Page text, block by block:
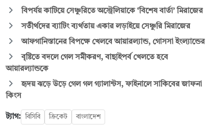
বিপর্যয় কাটিয়ে সেঞ্চুরিতে অস্ট্রেলিয়াকে ‘বিশেষ বার্তা’ মিরাজের
সতীর্থদের ব্যাটিং ব্যর্থতায় একার লড়াইয়ে সেঞ্চুরি মিরাজের
আফগানিস্তানের বিপক্ষে খেলবে আয়ারল্যান্ড, গোসসা ইংল্যান্ডের
বৃষ্টিতে বদলে গেল সমীকরণ, বাছাইপর্ব খেলতে হবে
আয়ারল্যান্ডকে
হৃদয় ঝড়ে উড়ে গেল গল গ্যালান্টস, ফাইনালে সাকিবের জাফনা
কিংস
ট্যাগ: বিসিবি ক্রিকেট বাংলাদেশ